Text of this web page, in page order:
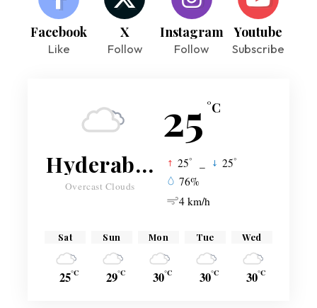
Facebook
Like
X
Follow
Instagram
Follow
Youtube
Subscribe
25 °C
Hyderabad
Overcast Clouds
25° 25°
76%
4 km/h
Sat
25°C
Sun
29°C
Mon
30°C
Tue
30°C
Wed
30°C